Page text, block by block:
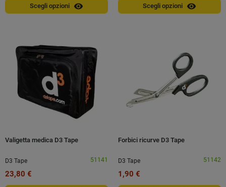
Scegli opzioni visibility Scegli opzioni visibility
Valigetta medica D3 Tape
D3 Tape 51141
23,80 €
Forbici ricurve D3 Tape
D3 Tape 51142
1,90 €